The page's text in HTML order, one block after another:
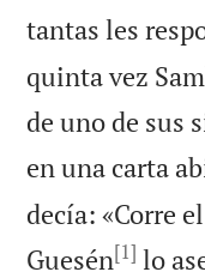
tantas les
quinta vez
de uno de sus
en una carta
decía: «Corre
Guesén[1] lo